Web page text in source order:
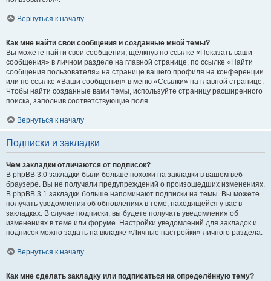
Вернуться к началу
Как мне найти свои сообщения и созданные мной темы?
Вы можете найти свои сообщения, щёлкнув по ссылке «Показать ваши
сообщения» в личном разделе на главной странице, по ссылке «Найти
сообщения пользователя» на странице вашего профиля на конференции
или по ссылке «Ваши сообщения» в меню «Ссылки» на главной странице.
Чтобы найти созданные вами темы, используйте страницу расширенного
поиска, заполнив соответствующие поля.
Вернуться к началу
Подписки и закладки
Чем закладки отличаются от подписок?
В phpBB 3.0 закладки были больше похожи на закладки в вашем веб-
браузере. Вы не получали предупреждений о произошедших изменениях.
В phpBB 3.1 закладки больше напоминают подписки на темы. Вы можете
получать уведомления об обновлениях в теме, находящейся у вас в
закладках. В случае подписки, вы будете получать уведомления об
изменениях в теме или форуме. Настройки уведомлений для закладок и
подписок можно задать на вкладке «Личные настройки» личного раздела.
Вернуться к началу
Как мне сделать закладку или подписаться на определённую тему?